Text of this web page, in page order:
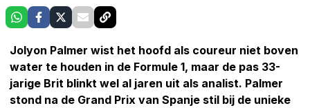
Jolyon Palmer wist het hoofd als coureur niet boven
water te houden in de Formule 1, maar de pas 33-
jarige Brit blinkt wel al jaren uit als analist. Palmer
stond na de Grand Prix van Spanje stil bij de unieke